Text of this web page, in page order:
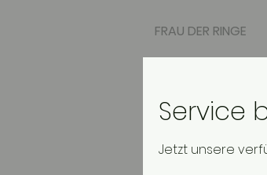
FRAU DER RINGE
Service
Jetzt unsere